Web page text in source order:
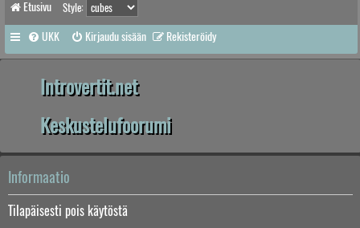
Etusivu Style:
UKK Kirjaudu sisään Rekisteröidy
Introvertit.net
Keskustelufoorumi
Informaatio
Tilapäisesti pois käytöstä